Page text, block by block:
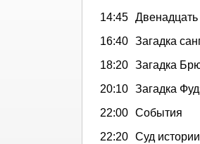
14:45 Двенадцать
16:40 Загадка
18:20 Загадка
20:10 Загадка
22:00 События
22:20 Суд